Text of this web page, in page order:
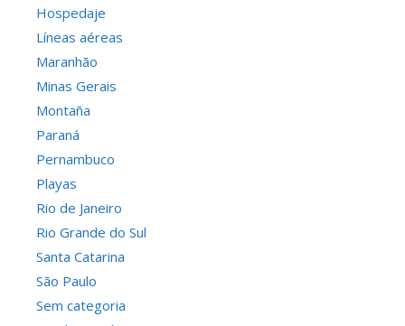
Hospedaje
Líneas aéreas
Maranhão
Minas Gerais
Montaña
Paraná
Pernambuco
Playas
Rio de Janeiro
Rio Grande do Sul
Santa Catarina
São Paulo
Sem categoria